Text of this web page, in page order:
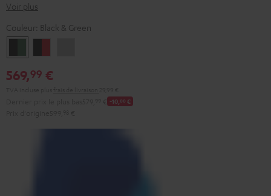
Voir plus
Couleur: Black & Green
&
GreenRouge
569,99 €
-10,00 €